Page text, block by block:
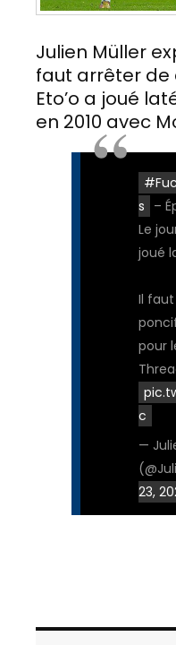
Julien Müller
faut arrêter de
Eto’o a joué
en 2010 avec
s –
Le
joué
Il
pour
c
—
23,